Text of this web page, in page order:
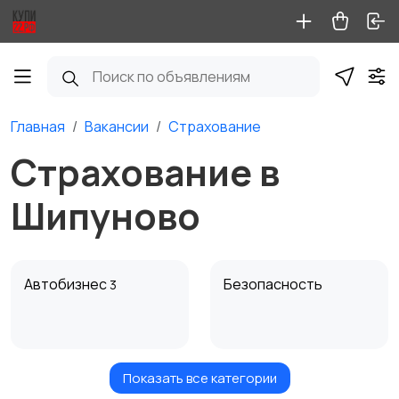
Главная Вакансии Страхование
Страхование в
Шипуново
Автобизнес 3 Безопасность
Бытовые услуги и
Высший менеджмент
Показать все категории